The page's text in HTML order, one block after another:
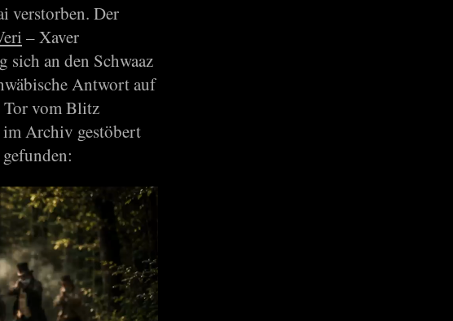
verstorben. Der
– Xaver
an den Schwaaz
Antwort auf
Tor vom Blitz
Archiv gestöbert